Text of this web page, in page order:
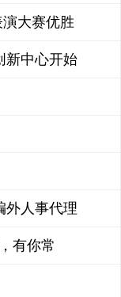
大赛优胜
新中心开始
外人事代理
有你常